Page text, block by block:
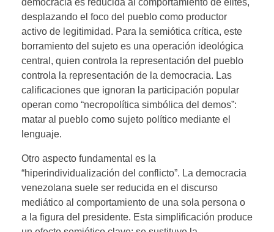
desplazando el foco del pueblo como productor
activo de legitimidad. Para la semiótica crítica, este
borramiento del sujeto es una operación ideológica
central, quien controla la representación del pueblo
controla la representación de la democracia. Las
calificaciones que ignoran la participación popular
operan como “necropolítica simbólica del demos”:
matar al pueblo como sujeto político mediante el
lenguaje.
Otro aspecto fundamental es la
“hiperindividualización del conflicto”. La democracia
venezolana suele ser reducida en el discurso
mediático al comportamiento de una sola persona o
a la figura del presidente. Esta simplificación produce